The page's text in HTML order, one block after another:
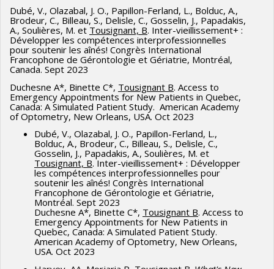
(2025). Barriers and facilitators to eye care among
homeless adults in Montreal, Canada. Canadian Journal
of Optometry, 87(1), 7–31.
https://doi.org/10.15353/cjo.v87i1.6052
Philibert A,
Tousignant B
, Fillion M, Da Silva J, Mergler
D. Characterizing visual field loss from past mercury
exposure in an Indigenous riverine community (Grassy
Narrows First Nation, Canada): a cluster-based
approach. Environ Health. 2024 Oct 7;23(1):81. doi:
10.1186/s12940-024-01119-6. PMID: 39375679;
PMCID: PMC11457346.
Harvey, AA*., Morjaria, P. &Tousignant, B. Harvey AA,
Morjaria P, Tousignant B. Priorities in school eye
health in low and middle-income countries a scoping
review. Eye (Lond). 2024 Apr 2. doi: 10.1038/s41433-
024-03032-1. Epub ahead of print. PMID: 38565599.
Dubé, V., Olazabal, J. O., Papillon-Ferland, L., Bolduc, A.,
Brodeur, C., Billeau, S., Delisle, C., Gosselin, J., Papadakis,
A., Soulières, M. et Tousignant, B. Inter-vieillissement+ :
Développer les compétences interprofessionnelles
pour soutenir les aînés! Congrès International
Francophone de Gérontologie et Gériatrie, Montréal,
Canada. Sept 2023
Duchesne A*, Binette C*, Tousignant B. Access to
Emergency Appointments for New Patients in Quebec,
Canada: A Simulated Patient Study. American Academy
of Optometry, New Orleans, USA. Oct 2023
Dubé, V., Olazabal, J. O., Papillon-Ferland, L.,
Bolduc, A., Brodeur, C., Billeau, S., Delisle, C.,
Gosselin, J., Papadakis, A., Soulières, M. et
Tousignant, B. Inter-vieillissement+ : Développer
les compétences interprofessionnelles pour
soutenir les aînés! Congrès International
Francophone de Gérontologie et Gériatrie,
Montréal. Sept 2023
Duchesne A*, Binette C*, Tousignant B. Access to
Emergency Appointments for New Patients in
Quebec, Canada: A Simulated Patient Study.
American Academy of Optometry, New Orleans,
USA. Oct 2023